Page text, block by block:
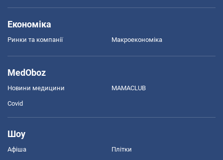
Економіка
Ринки та компанії Макроекономіка
MedOboz
Новини медицини MAMACLUB
Covid
Шоу
Афіша Плітки